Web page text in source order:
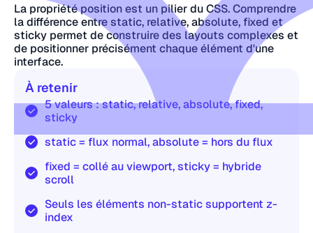
La propriété position est un pilier du CSS. Comprendre
la différence entre static, relative, absolute, fixed et
sticky permet de construire des layouts complexes et
de positionner précisément chaque élément d'une
interface.
À retenir
5 valeurs : static, relative, absolute, fixed,
sticky
static = flux normal, absolute = hors du flux
fixed = collé au viewport, sticky = hybride
scroll
Seuls les éléments non-static supportent z-
index